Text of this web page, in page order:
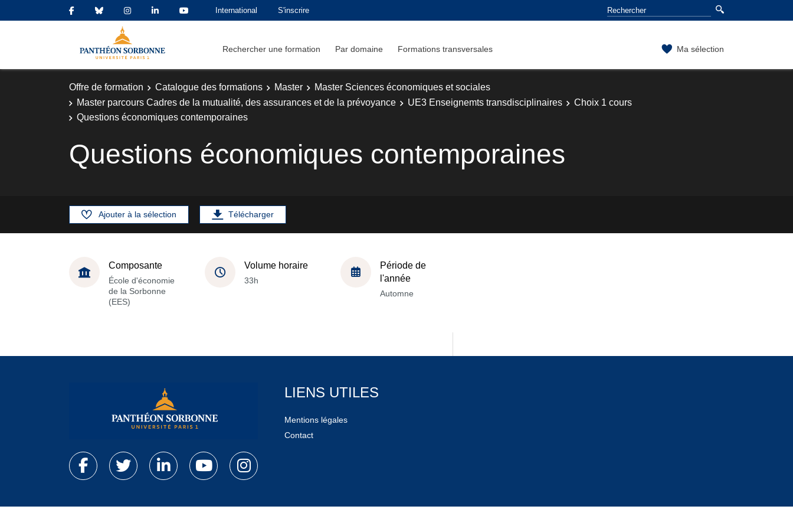
International S'inscrire
Rechercher une formation Par domaine Formations transversales Ma sélection
Offre de formation Catalogue des formations Master
Master Sciences économiques et sociales
Master parcours Cadres de la mutualité, des assurances et de la prévoyance
UE3 Enseignemts transdisciplinaires
Choix 1 cours
Questions économiques contemporaines
Questions économiques contemporaines
Ajouter à la sélection Télécharger
Composante
École d'économie
de la Sorbonne
(EES)
Volume horaire
33h
Période de
l'année
Automne
LIENS UTILES
Mentions légales
Contact